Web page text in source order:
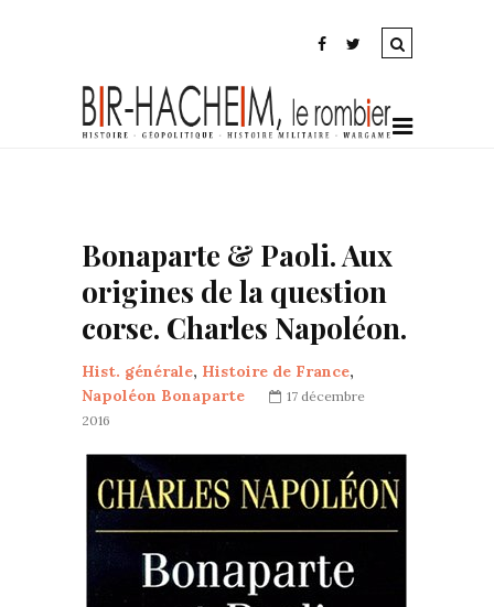
Bonaparte & Paoli. Aux
origines de la question
corse. Charles Napoléon.
Hist. générale, Histoire de France,
Napoléon Bonaparte
17 décembre
2016